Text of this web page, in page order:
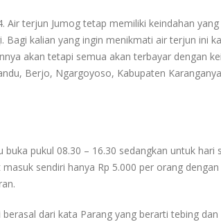
Air terjun Jumog tetap memiliki keindahan
Bagi kalian yang ingin menikmati air terjun ini
akan tetapi semua akan terbayar dengan
Berjo, Ngargoyoso, Kabupaten
pukul 08.30 – 16.30 sedangkan untuk hari
sendiri hanya Rp 5.000 per orang
dari kata Parang yang berarti tebing dan